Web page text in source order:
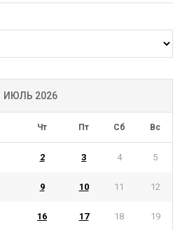
ИЮЛЬ 2026
Чт Пт Сб Вс
2 3 4 5
9 10 11 12
16 17 18 19